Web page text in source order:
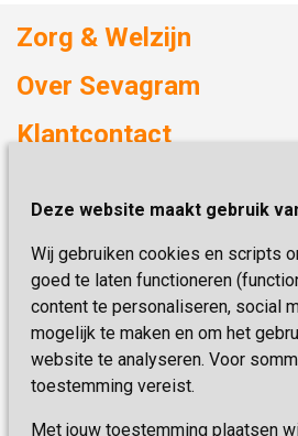
Deze website maakt gebruik
Wij gebruiken cookies en scripts
goed te laten functioneren
content te personaliseren, social
mogelijk te maken en om het
website te analyseren. Voor
toestemming vereist.
Met jouw toestemming plaatsen
Zorg & Welzijn
Huizen met zorg
Onze specialiteiten
Over Sevagram
Duurzaamheid
Kwaliteit & Klantbeleving
Missie & Visie
Vastgoed
Innovatie
Klantcontact
6419 PB Heerlen
Telefoon:0900 777 4 777
E-mail:
Schrijf je nu in!
Blijf op de hoogte van de
nieuwtjes met onze